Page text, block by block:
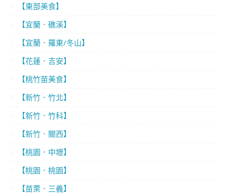
【東部美食】
【宜蘭．礁溪】
【宜蘭．羅東/冬山】
【花蓮．吉安】
【桃竹苗美食】
【新竹．竹北】
【新竹．竹科】
【新竹．關西】
【桃園．中壢】
【桃園．桃園】
【苗栗．三義】